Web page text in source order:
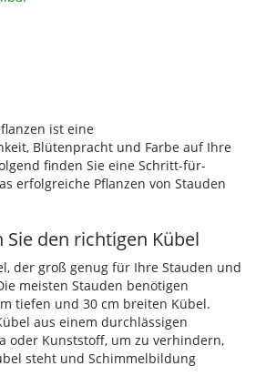
ist eine
Blütenpracht und Farbe auf Ihre
finden Sie eine Schritt-für-
erfolgreiche Pflanzen von Stauden
Sie den richtigen Kübel
der groß genug für Ihre Stauden und
meisten Stauden benötigen
tiefen und 30 cm breiten Kübel.
aus einem durchlässigen
oder Kunststoff, um zu verhindern,
steht und Schimmelbildung